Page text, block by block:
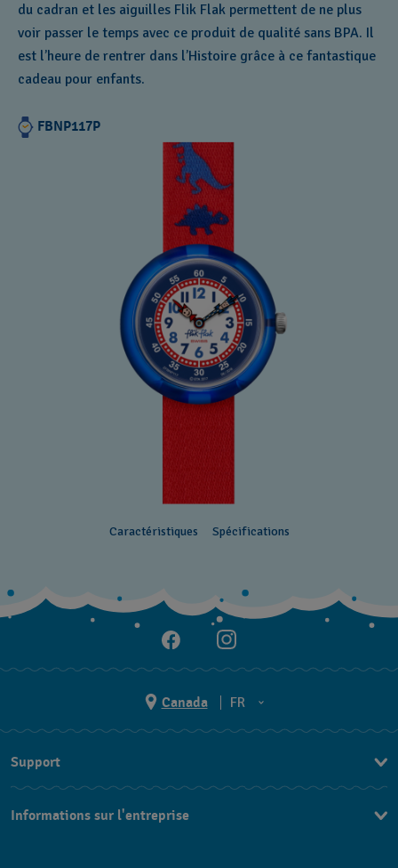
du cadran et les aiguilles Flik Flak permettent de ne plus
voir passer le temps avec ce produit de qualité sans BPA. Il
est l’heure de rentrer dans l’Histoire grâce à ce fantastique
cadeau pour enfants.
FBNP117P
Caractéristiques Spécifications
Canada
FR
EN
Support
Informations sur l'entreprise